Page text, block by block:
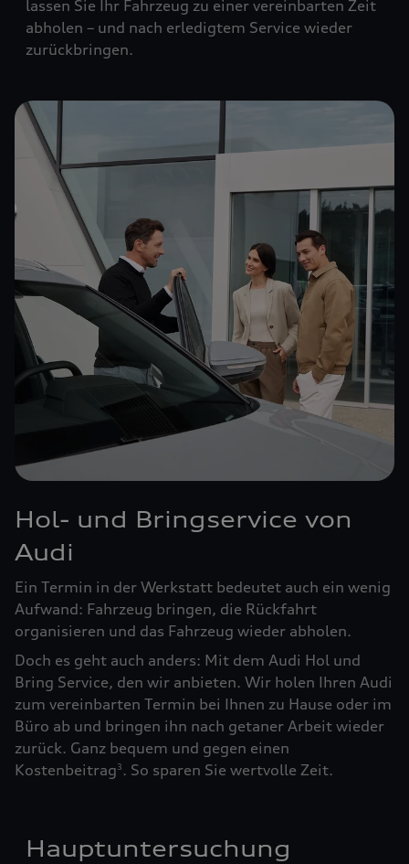
lassen Sie Ihr Fahrzeug zu einer vereinbarten Zeit
abholen – und nach erledigtem Service wieder
zurückbringen.
Hol- und Bringservice von
Audi
Ein Termin in der Werkstatt bedeutet auch ein wenig
Aufwand: Fahrzeug bringen, die Rückfahrt
organisieren und das Fahrzeug wieder abholen.
Doch es geht auch anders: Mit dem Audi Hol und
Bring Service, den wir anbieten. Wir holen Ihren Audi
zum vereinbarten Termin bei Ihnen zu Hause oder im
Büro ab und bringen ihn nach getaner Arbeit wieder
zurück. Ganz bequem und gegen einen
Kostenbeitrag3. So sparen Sie wertvolle Zeit.
Hauptuntersuchung